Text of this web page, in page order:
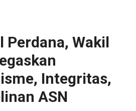
Perdana, Wakil
Integritas,
ASN